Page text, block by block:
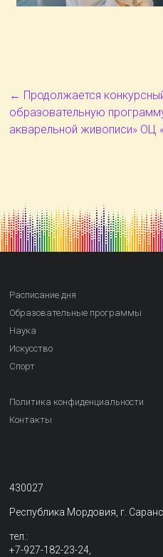
← Продолжается
образовательную
акварельной живописи» ОЦ
Расписание дня
Образовательные программы
Наука
Искусство
Спорт
Политика конфиденциальности
Контакты
430027
Республика Мордовия, г.
тел.:
+7-927-182-23-24,